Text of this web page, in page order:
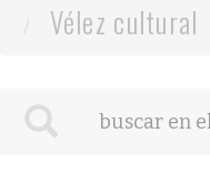
Vélez cultural